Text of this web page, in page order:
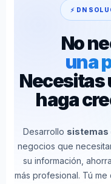
⚡ DN
No
una
Necesitas
haga
Desarrollo sistemas
negocios que
su información,
más profesional. Tú